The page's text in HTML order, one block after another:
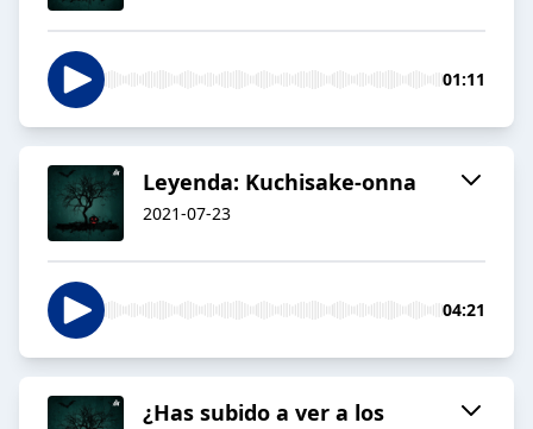
01:11
Leyenda: Kuchisake-onna
2021-07-23
04:21
¿Has subido a ver a los